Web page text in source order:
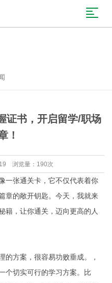
证书，开启留学/职场
！
浏览量：190次
一张通关卡，它不仅代表着你
章的敞开钥匙。今天，我就来
籍，让你通关，迈向更高的人
的方案，很容易功败垂成。，
个切实可行的学习方案。比